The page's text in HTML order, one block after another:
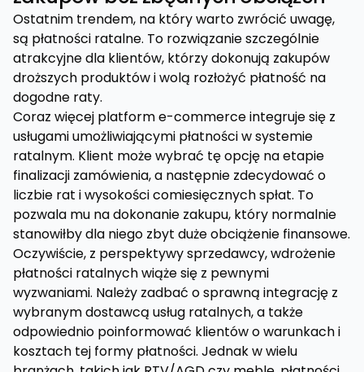
Ostatnim trendem, na który warto zwrócić uwagę,
są płatności ratalne. To rozwiązanie szczególnie
atrakcyjne dla klientów, którzy dokonują zakupów
droższych produktów i wolą rozłożyć płatność na
dogodne raty.
Coraz więcej platform e-commerce integruje się z
usługami umożliwiającymi płatności w systemie
ratalnym. Klient może wybrać tę opcję na etapie
finalizacji zamówienia, a następnie zdecydować o
liczbie rat i wysokości comiesięcznych spłat. To
pozwala mu na dokonanie zakupu, który normalnie
stanowiłby dla niego zbyt duże obciążenie finansowe.
Oczywiście, z perspektywy sprzedawcy, wdrożenie
płatności ratalnych wiąże się z pewnymi
wyzwaniami. Należy zadbać o sprawną integrację z
wybranym dostawcą usług ratalnych, a także
odpowiednio poinformować klientów o warunkach i
kosztach tej formy płatności. Jednak w wielu